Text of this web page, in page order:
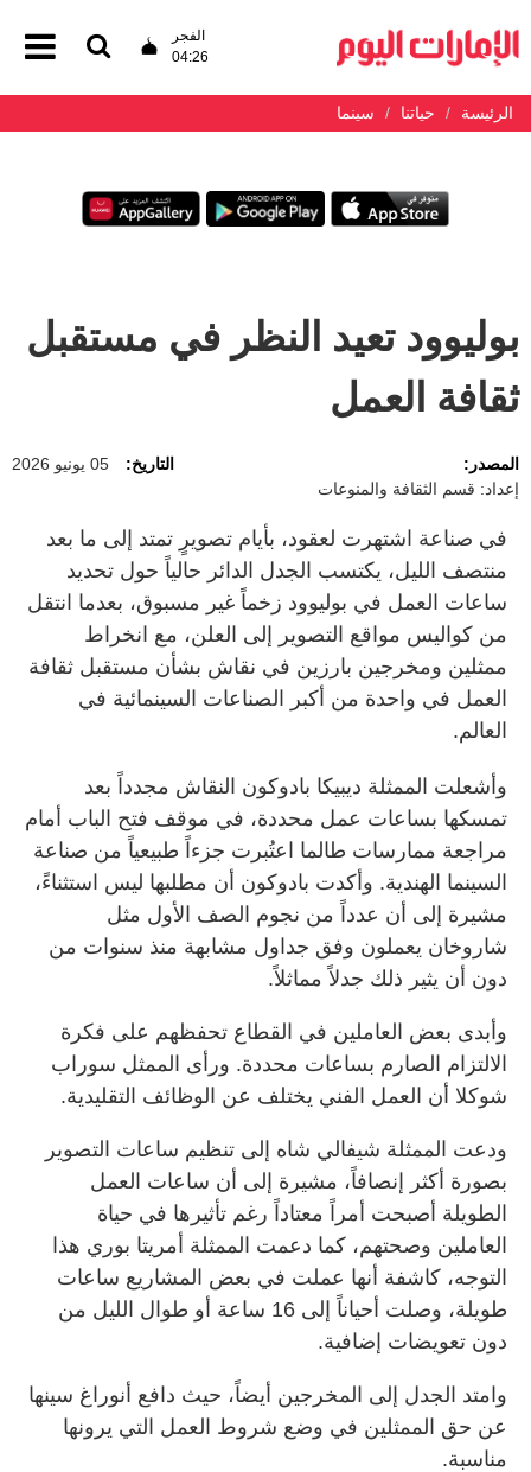
الفجر
04:26
الرئيسة حياتنا سينما
بوليوود تعيد النظر في مستقبل
ثقافة العمل
المصدر:
إعداد: قسم الثقافة والمنوعات
التاريخ: 05 يونيو 2026
في صناعة اشتهرت لعقود، بأيام تصويرٍ تمتد إلى ما بعد
منتصف الليل، يكتسب الجدل الدائر حالياً حول تحديد
ساعات العمل في بوليوود زخماً غير مسبوق، بعدما انتقل
من كواليس مواقع التصوير إلى العلن، مع انخراط
ممثلين ومخرجين بارزين في نقاش بشأن مستقبل ثقافة
العمل في واحدة من أكبر الصناعات السينمائية في
العالم.
وأشعلت الممثلة ديبيكا بادوكون النقاش مجدداً بعد
تمسكها بساعات عمل محددة، في موقف فتح الباب أمام
مراجعة ممارسات طالما اعتُبرت جزءاً طبيعياً من صناعة
السينما الهندية. وأكدت بادوكون أن مطلبها ليس استثناءً،
مشيرة إلى أن عدداً من نجوم الصف الأول مثل
شاروخان يعملون وفق جداول مشابهة منذ سنوات من
دون أن يثير ذلك جدلاً مماثلاً.
وأبدى بعض العاملين في القطاع تحفظهم على فكرة
الالتزام الصارم بساعات محددة. ورأى الممثل سوراب
شوكلا أن العمل الفني يختلف عن الوظائف التقليدية.
ودعت الممثلة شيفالي شاه إلى تنظيم ساعات التصوير
بصورة أكثر إنصافاً، مشيرة إلى أن ساعات العمل
الطويلة أصبحت أمراً معتاداً رغم تأثيرها في حياة
العاملين وصحتهم، كما دعمت الممثلة أمريتا بوري هذا
التوجه، كاشفة أنها عملت في بعض المشاريع ساعات
طويلة، وصلت أحياناً إلى 16 ساعة أو طوال الليل من
دون تعويضات إضافية.
وامتد الجدل إلى المخرجين أيضاً، حيث دافع أنوراغ سينها
عن حق الممثلين في وضع شروط العمل التي يرونها
مناسبة.